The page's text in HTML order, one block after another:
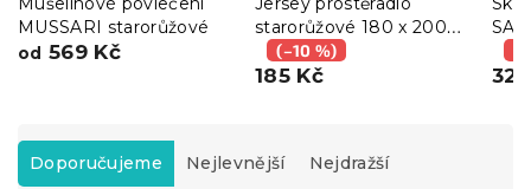
MUSSARI starorůžové
od 569 Kč
starorůžové 180 x 200
cm(–10 %)
185 Kč
Ř
Doporučujeme Nejlevnější Nejdražší